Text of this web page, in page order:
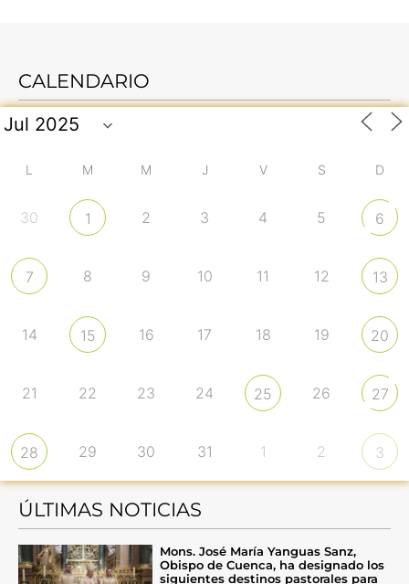
CALENDARIO
L M M J V S D
30 1 2 3 4 5 6
7 8 9 10 11 12 13
14 15 16 17 18 19 20
21 22 23 24 25 26 27
28 29 30 31 1 2 3
ÚLTIMAS NOTICIAS
Mons. José María Yanguas Sanz,
Obispo de Cuenca, ha designado los
siguientes destinos pastorales para